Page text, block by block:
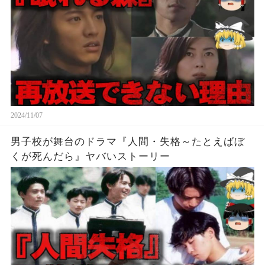
2024/11/07
男子校が舞台のドラマ『人間・失格～たとえばぼ
くが死んだら』ヤバいストーリー